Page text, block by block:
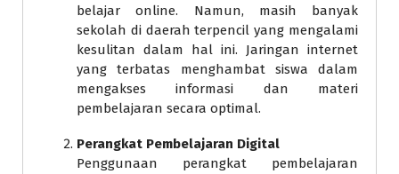
belajar online. Namun, masih banyak
sekolah di daerah terpencil yang mengalami
kesulitan dalam hal ini. Jaringan internet
yang terbatas menghambat siswa dalam
mengakses informasi dan materi
pembelajaran secara optimal.
Perangkat Pembelajaran Digital
Penggunaan perangkat pembelajaran